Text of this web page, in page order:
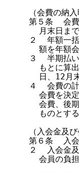
（会費の納入
第５条  会費
月末日まで
２  年額一
額を年額
３  半期払
もとに算
日、12月
４  会費の計
会費を決
会費、後
ものとする
（入会金及
第６条  入会
２  入会金及
会員の負担